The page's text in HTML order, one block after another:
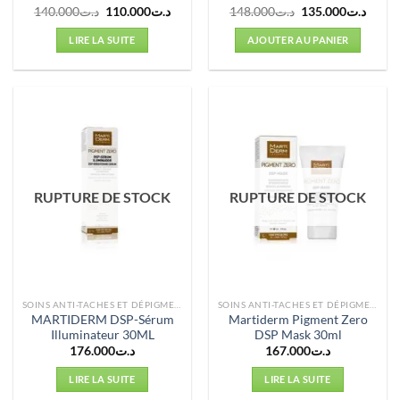
د.ت140.000
Le
initial
était :
د.ت110.000
Le
د.ت110.000.
LIRE LA SUITE
د.ت148.000
Le
initial
était :
د.ت135.000
Le
AJOUTER AU PANIER
RUPTURE DE STOCK
MARTIDERM DSP-Sérum
Illuminateur 30ML
د.ت176.000
LIRE LA SUITE
RUPTURE DE STOCK
Martiderm Pigment Zero
DSP Mask 30ml
د.ت167.000
LIRE LA SUITE